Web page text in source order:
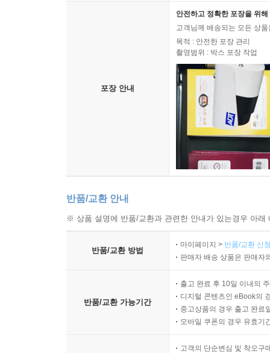
포장 안내
안전하고 정확한 포장을 위
고객님께 배송되는 모든 상
목적 : 안전한 포장 관리
촬영범위 : 박스 포장 작업
반품/교환 안내
※ 상품 설명에 반품/교환과 관련한 안내가 있는경우 아
반품/교환 방법
마이페이지 > 반품/교환 신
판매자 배송 상품은 판매자
반품/교환 가능기간
출고 완료 후 10일 이내의
디지털 콘텐츠인 eBook의
중고상품의 경우 출고 완료
모바일 쿠폰의 경우 유효기
고객의 단순변심 및 착오구